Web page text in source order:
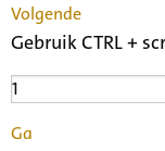
Volgende
Gebruik CTRL +
Ga